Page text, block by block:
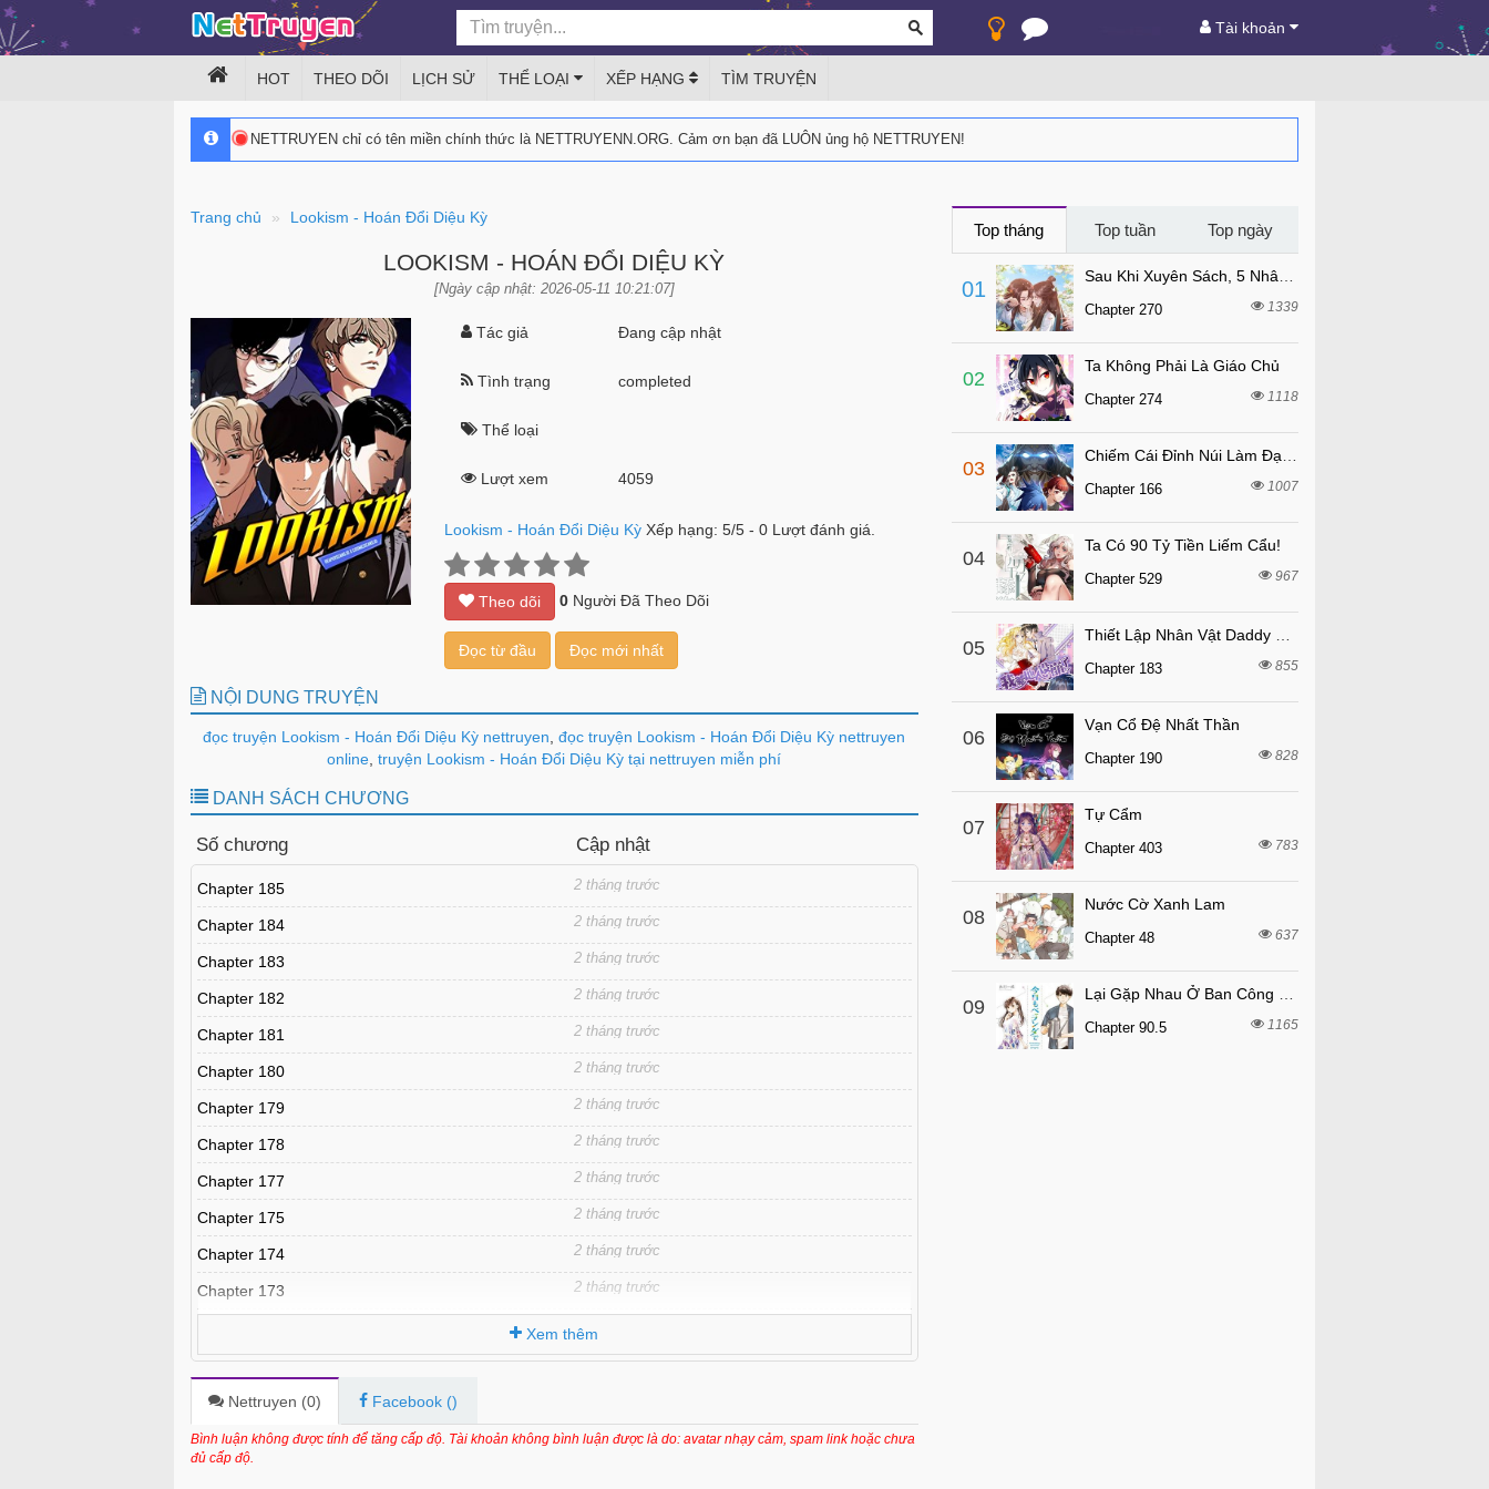
Tài khoản
HOT THEO DÕI LỊCH SỬ THỂ LOẠI XẾP HẠNG TÌM TRUYỆN
NETTRUYEN chỉ có tên miền chính thức là NETTRUYENN.ORG. Cảm ơn bạn đã LUÔN ủng hộ NETTRUYEN!
Trang chủ Lookism - Hoán Đổi Diệu Kỳ
LOOKISM - HOÁN ĐỔI DIỆU KỲ
[Ngày cập nhật: 2026-05-11 10:21:07]
Tác giả Đang cập nhật
Tình trạng completed
Thể loại
Lượt xem 4059
Lookism - Hoán Đổi Diệu Kỳ Xếp hạng: 5/5- 0Lượt đánh giá.
Theo dõi 0Người Đã Theo Dõi
Đọc từ đầu Đọc mới nhất
NỘI DUNG TRUYỆN
đọc truyện Lookism - Hoán Đổi Diệu Kỳ nettruyen đọc truyện Lookism - Hoán Đổi Diệu Kỳ nettruyen
online truyện Lookism - Hoán Đổi Diệu Kỳ tại nettruyen miễn phí
DANH SÁCH CHƯƠNG
Số chương Cập nhật
Chapter 185 2 tháng trước
Chapter 184 2 tháng trước
Chapter 183 2 tháng trước
Chapter 182 2 tháng trước
Chapter 181 2 tháng trước
Chapter 180 2 tháng trước
Chapter 179 2 tháng trước
Chapter 178 2 tháng trước
Chapter 177 2 tháng trước
Chapter 175 2 tháng trước
Chapter 174 2 tháng trước
Chapter 173 2 tháng trước
Chapter 171 2 tháng trước
Chapter 170
Chapter 169 2 tháng trước
Xem thêm
Nettruyen (0) Facebook ()
Bình luận không được tính để tăng cấp độ. Tài khoản không bình luận được là do: avatar nhạy cảm, spam link hoặc chưa
đủ cấp độ.
Top tháng Top tuần Top ngày
01
Chapter 270 1339
02
Ta Không Phải Là Giáo Chủ
Chapter 274 1118
03
Chapter 166 1007
04
Ta Có 90 Tỷ Tiền Liếm Cẩu!
Chapter 529 967
05
Chapter 183 855
06
Vạn Cổ Đệ Nhất Thần
Chapter 190 828
07
Tự Cẩm
Chapter 403 783
08
Nước Cờ Xanh Lam
Chapter 48 637
09
Chapter 90.5 1165